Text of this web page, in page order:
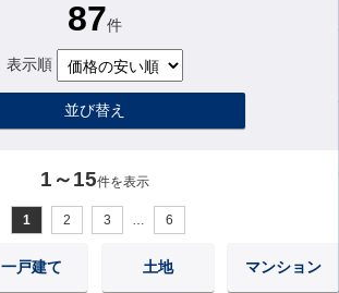
87件
表示順
並び替え
1～15件を表示
1 2 3 … 6
一戸建て 土地 マンション